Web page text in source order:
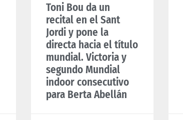
Toni Bou da un
recital en el Sant
Jordi y pone la
directa hacia el título
mundial. Victoria y
segundo Mundial
indoor consecutivo
para Berta Abellán